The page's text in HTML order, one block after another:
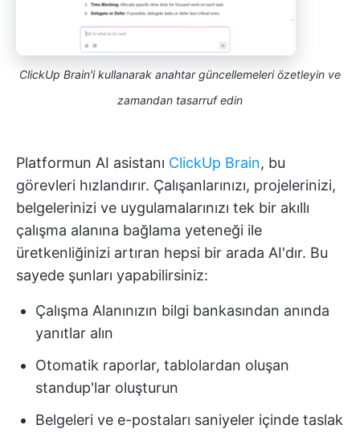
ClickUp Brain'i kullanarak anahtar güncellemeleri özetleyin ve
zamandan tasarruf edin
Platformun AI asistanı ClickUp Brain, bu
görevleri hızlandırır. Çalışanlarınızı, projelerinizi,
belgelerinizi ve uygulamalarınızı tek bir akıllı
çalışma alanına bağlama yeteneği ile
üretkenliğinizi artıran hepsi bir arada AI'dır. Bu
sayede şunları yapabilirsiniz:
Çalışma Alanınızın bilgi bankasından anında
yanıtlar alın
Otomatik raporlar, tablolardan oluşan
standup'lar oluşturun
Belgeleri ve e-postaları saniyeler içinde taslak